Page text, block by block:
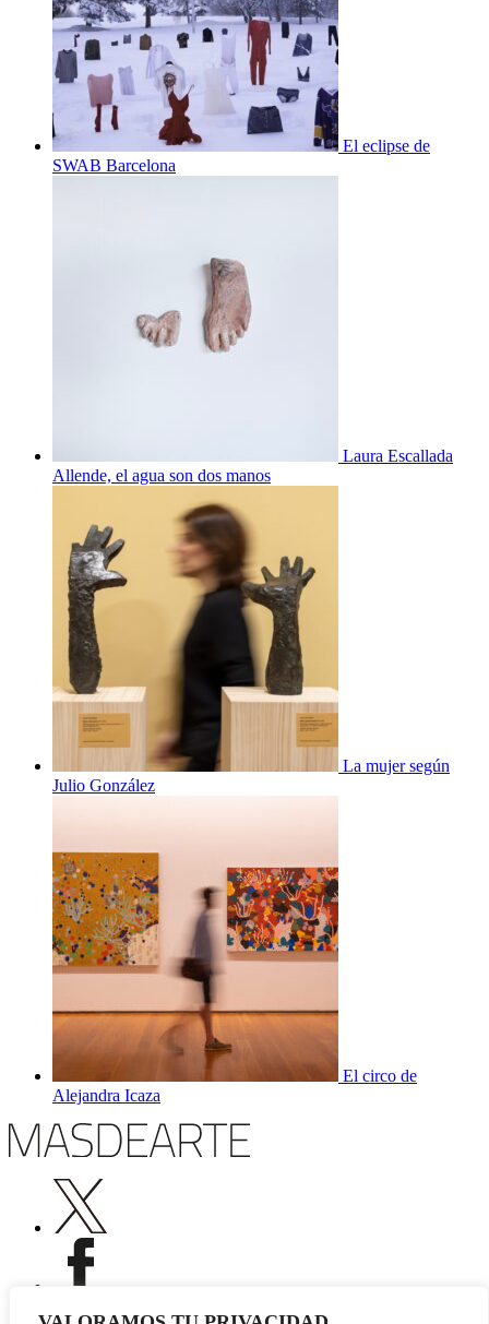
El eclipse de
SWAB Barcelona
Laura Escallada
Allende, el agua son dos manos
La mujer según
Julio González
El circo de
Alejandra Icaza